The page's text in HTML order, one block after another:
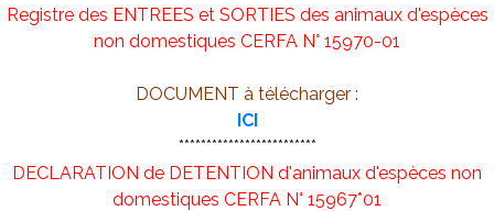
Registre des ENTREES et SORTIES des animaux d'espèces
non domestiques CERFA N° 15970-01
DOCUMENT à télécharger :
ICI
*************************
DECLARATION de DETENTION d'animaux d'espèces non
domestiques CERFA N° 15967*01